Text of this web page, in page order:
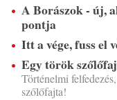
A Borászok - új,
pontja
Itt a vége, fuss el
Egy török
Történelmi
szőlőfajta!